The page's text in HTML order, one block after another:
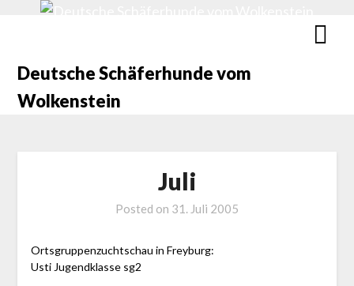
Deutsche Schäferhunde vom
Wolkenstein
Juli
Posted on 31. Juli 2005
Ortsgruppenzuchtschau in Freyburg:
Usti Jugendklasse sg2